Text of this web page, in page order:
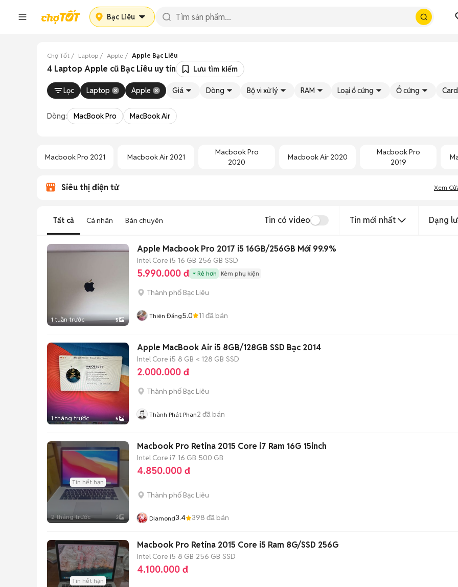
Bạc Liêu
Chợ Tốt Laptop Apple Apple Bạc Liêu
4 Laptop Apple cũ Bạc Liêu uy tín Lưu tìm kiếm
Lọc Laptop Apple Giá Dòng Bộ vi xử lý RAM Loại ổ cứng Ổ cứng
Dòng: MacBook Pro MacBook Air
Macbook Pro 2021 Macbook Air 2021
Macbook Pro
2020
Macbook Air 2020
Macbook Pro
2019
Siêu thị điện tử Xem
Tất cả Cá nhân Bán chuyên Tin có video Tin mới nhất Dạng
1 tuần trước 5
Apple Macbook Pro 2017 i5 16GB/256GB Mới 99.9%
Intel Core i5 16 GB 256 GB SSD
5.990.000 đ Rẻ hơn Kèm phụ kiện
Thành phố Bạc Liêu
Thiên Đăng5.0 11 đã bán
1 tháng trước 5
Apple MacBook Air i5 8GB/128GB SSD Bạc 2014
Intel Core i5 8 GB < 128 GB SSD
2.000.000 đ
Thành phố Bạc Liêu
Thành Phát Phan2 đã bán
Tin hết hạn
2 tháng trước 3
Macbook Pro Retina 2015 Core i7 Ram 16G 15inch
Intel Core i7 16 GB 500 GB
4.850.000 đ
Thành phố Bạc Liêu
Diamond3.4 398 đã bán
Tin hết hạn
Macbook Pro Retina 2015 Core i5 Ram 8G/SSD 256G
Intel Core i5 8 GB 256 GB SSD
4.100.000 đ